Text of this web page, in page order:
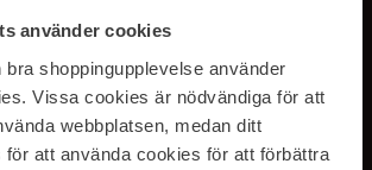
använder cookies
bra shoppingupplevelse använder
Vissa cookies är nödvändiga för att
webbplatsen, medan ditt
att använda cookies för att förbättra
PÅ VÅRA